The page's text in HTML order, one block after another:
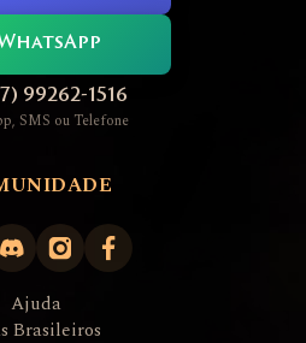
99262-1516
SMS ou Telefone
Ajuda
Brasileiros